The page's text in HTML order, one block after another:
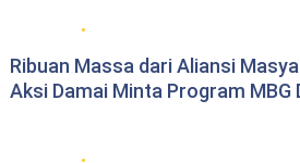
Ribuan Massa dari Aliansi
Aksi Damai Minta Program MBG